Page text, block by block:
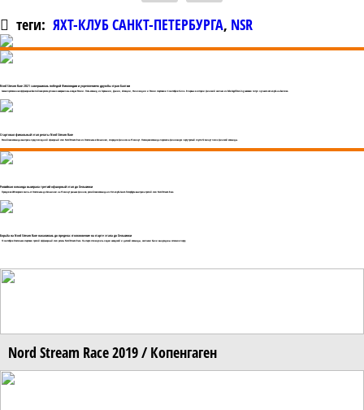
теги: ЯХТ-КЛУБ САНКТ-ПЕТЕРБУРГА, NSR
Nord Stream Race 2021 завершилась победой Финляндии и укреплением дружбы стран Балтии
Самая протяженная оффшорная Балтийская регата успешно завершилась в водах России. Пять команд из Германии, Дании, Швеции, Финляндии и России стартовали 6 сентября в Киле. Впервые в истории финский экипаж из Esbo Segelförening завоевал титул лучшего яхт-клуба на Балтике.
Стартовал финальный этап регаты Nord Stream Race
Российская команда выиграла предпоследний офшорный этап Nord Stream Race из Стокгольма в Хельсинки, опередив финнов на 15 минут. Немецкая команда пересекла финишную черту третьей спустя 12 минут после финской команды.
Российкая команда выиграла третий офшорный этап до Хельсинки
Преодолев 200 морских миль от Стокгольма до Хельсинки на 15 минут раньше финнов, российская команда из Яхт-клуба Санкт-Петербурга выиграла третий этап Nord Stream Race.
Борьба на Nord Stream Race накалилась до предела: столкновение на старте этапа до Хельсинки
13 сентября в Стокгольме стартовал третий оффшорный этап регаты Nord Stream Race. На старте столкнулись лодки шведской и датской команды, экипажи были вынуждены остаться в порту.
Nord Stream Race 2019 / Копенгаген